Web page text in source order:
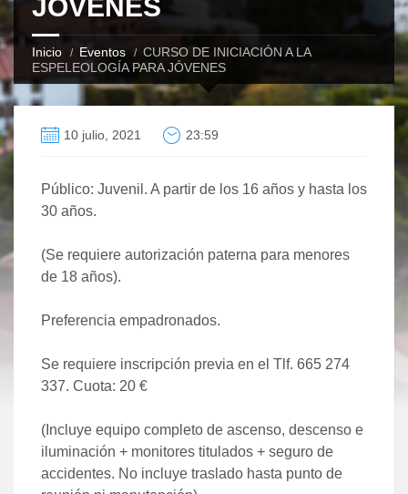
JÓVENES
Inicio Eventos
CURSO DE INICIACIÓN A LA
ESPELEOLOGÍA PARA JÓVENES
10 julio, 2021 23:59
Público: Juvenil. A partir de los 16 años y hasta los
30 años.
(Se requiere autorización paterna para menores
de 18 años).
Preferencia empadronados.
Se requiere inscripción previa en el Tlf. 665 274
337. Cuota: 20 €
(Incluye equipo completo de ascenso, descenso e
iluminación + monitores titulados + seguro de
accidentes. No incluye traslado hasta punto de